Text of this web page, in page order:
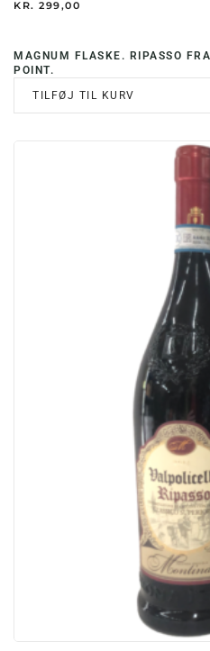
KR. 299,00
MAGNUM FLASKE. RIPASSO
POINT.
TILFØJ TIL KURV